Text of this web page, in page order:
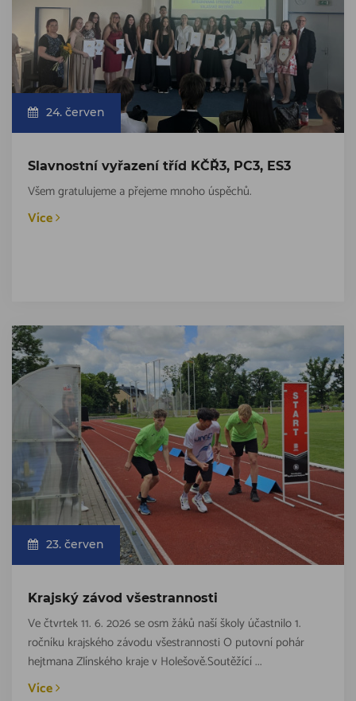
24. červen
Slavnostní vyřazení tříd KČŘ3, PC3, ES3
Všem gratulujeme a přejeme mnoho úspěchů.
Více
23. červen
Krajský závod všestrannosti
Ve čtvrtek 11. 6. 2026 se osm žáků naší školy účastnilo 1.
ročníku krajského závodu všestrannosti O putovní pohár
hejtmana Zlínského kraje v Holešově.Soutěžící ...
Více